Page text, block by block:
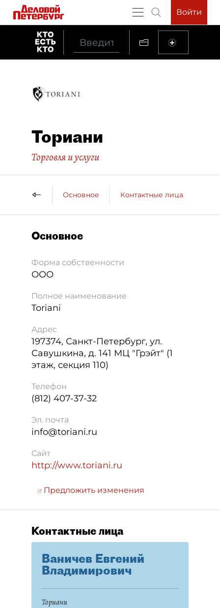
Войти
Ториани
Торговля и услуги
Основное Контактные лица
Основное
Форма собственности
ООО
Полное наименование
Toriani
Адрес
197374, Санкт-Петербург, ул.
Савушкина, д. 141 МЦ "Грэйт" (1
этаж, секция 110)
Телефон
(812) 407-37-32
Эл. почта
info@toriani.ru
Сайт
http://www.toriani.ru
Предложить изменения
Контактные лица
Ваничев Евгений
Владимирович
Ториани